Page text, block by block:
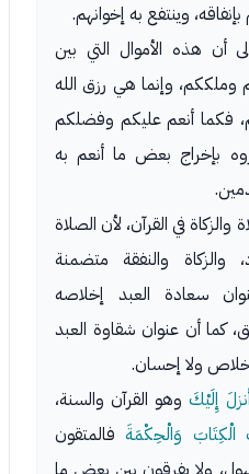
وينتفع به إخوانهم.
أن هذه الأموال التي بين
وإنما هي رزق الله
فكما أنعم عليكم وفضلكم
بإخراج بعض ما أنعم به
والزكاة في القرآن، لأن الصلاة
والزكاة والنفقة متضمنة
سعادة العبد إخلاصه
كما أن عنوان شقاوة العبد
ولا إحسان.
إِلَيْكَ وهو القرآن والسنة،
الْكِتَابَ وَالْحِكْمَةَ فالمتقون